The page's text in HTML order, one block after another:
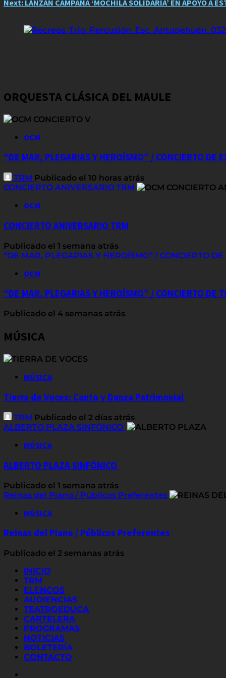
navigation
Next: LANZAN CAMPAÑA ‘MOCHILA SOLIDARIA’ EN APOYO A
ORQUESTA CLÁSICA DEL MAULE
OCM
“DE MAR, PLEGARIAS Y HEROÍSMO” / CONCIERTO DE
TRM Publicado el 10 horas atrás
CONCIERTO ANIVERSARIO TRM
OCM
CONCIERTO ANIVERSARIO TRM
Publicado el 1 semana atrás
“DE MAR, PLEGARIAS Y HEROÍSMO” / CONCIERTO
OCM
“DE MAR, PLEGARIAS Y HEROÍSMO” / CONCIERTO DE
Publicado el 4 semanas atrás
MÚSICA
MÚSICA
Tierra de Voces: Canto y Danza Patrimonial
TRM Publicado el 2 días atrás
ALBERTO PLAZA SINFÓNICO
MÚSICA
ALBERTO PLAZA SINFÓNICO
Publicado el 1 semana atrás
Reinas del Piano / Públicos Preferentes
MÚSICA
Reinas del Piano / Públicos Preferentes
Publicado el 2 semanas atrás
INICIO
TRM
ELENCOS
AUDIENCIAS
TEATROEDUCA
CARTELERA
PROGRAMAS
NOTICIAS
BOLETERÍA
CONTACTO